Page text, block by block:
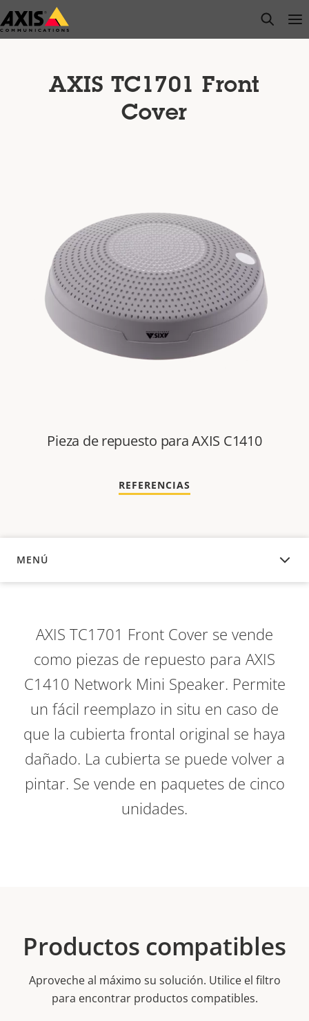
Saltar
al
open
AXIS TC1701 Front
Cover
Pieza de repuesto para AXIS C1410
REFERENCIAS
MENÚ
DESCRIPCIÓN
AXIS TC1701 Front Cover se vende
como piezas de repuesto para AXIS
C1410 Network Mini Speaker. Permite
un fácil reemplazo in situ en caso de
que la cubierta frontal original se haya
dañado. La cubierta se puede volver a
pintar. Se vende en paquetes de cinco
unidades.
Productos compatibles
Aproveche al máximo su solución. Utilice el filtro
para encontrar productos compatibles.